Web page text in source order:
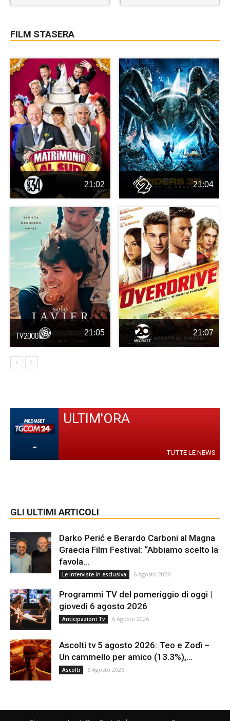
FILM STASERA
21:02 21:04
21:05 21:07
-
ULTIM'ORA
-
TUTTE LE NEWS
GLI ULTIMI ARTICOLI
Darko Perić e Berardo Carboni al Magna
Graecia Film Festival: “Abbiamo scelto la
favola...
Le interviste in esclusiva 6 Agosto 2026
Programmi TV del pomeriggio di oggi |
giovedì 6 agosto 2026
Anticipazioni Tv 6 Agosto 2026
Ascolti tv 5 agosto 2026: Teo e Zodì –
Un cammello per amico (13.3%),...
Ascolti 6 Agosto 2026